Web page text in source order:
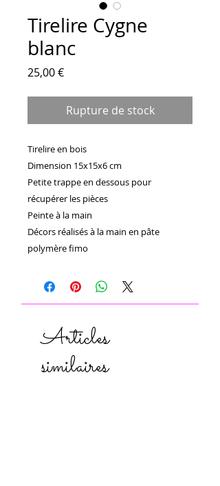
Tirelire Cygne
blanc
25,00 €Prix
Rupture de stock
Tirelire en bois
Dimension 15x15x6 cm
Petite trappe en dessous pour
récupérer les pièces
Peinte à la main
Décors réalisés à la main en pâte
polymère fimo
Articles
similaires